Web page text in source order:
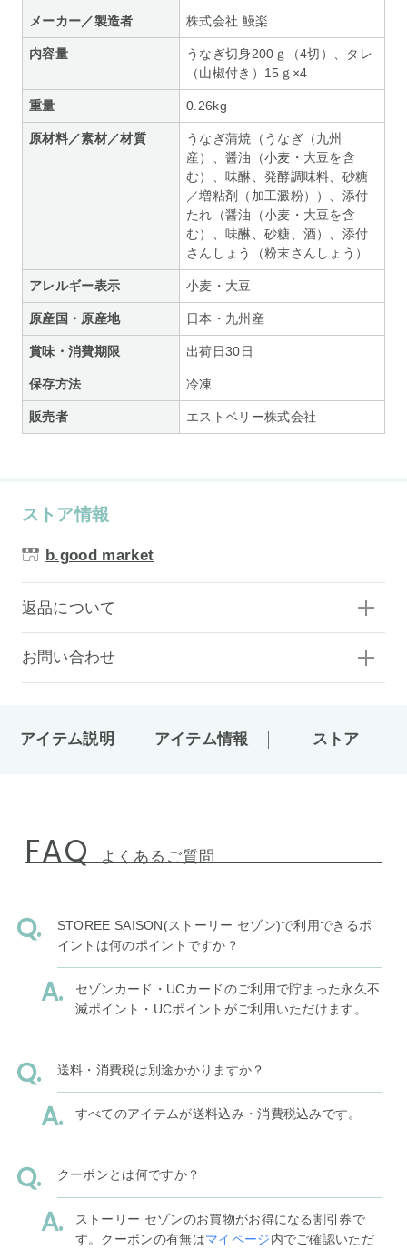
メーカー／製造者 株式会社 鰻楽
内容量
うなぎ切身200ｇ（4切）、タレ
（山椒付き）15ｇ×4
重量 0.26kg
原材料／素材／材質
うなぎ蒲焼（うなぎ（九州
産）、醤油（小麦・大豆を含
む）、味醂、発酵調味料、砂糖
／増粘剤（加工澱粉））、添付
たれ（醤油（小麦・大豆を含
む）、味醂、砂糖、酒）、添付
さんしょう（粉末さんしょう）
アレルギー表示 小麦・大豆
原産国・原産地 日本・九州産
賞味・消費期限 出荷日30日
保存方法 冷凍
販売者 エストベリー株式会社
ストア情報
b.good market
返品について
お問い合わせ
アイテム説明 アイテム情報 ストア
FAQ よくあるご質問
STOREE SAISON(ストーリー セゾン)で利用できるポ
イントは何のポイントですか？
セゾンカード・UCカードのご利用で貯まった永久不
滅ポイント・UCポイントがご利用いただけます。
送料・消費税は別途かかりますか？
すべてのアイテムが送料込み・消費税込みです。
クーポンとは何ですか？
ストーリー セゾンのお買物がお得になる割引券で
す。クーポンの有無はマイページ内でご確認いただ